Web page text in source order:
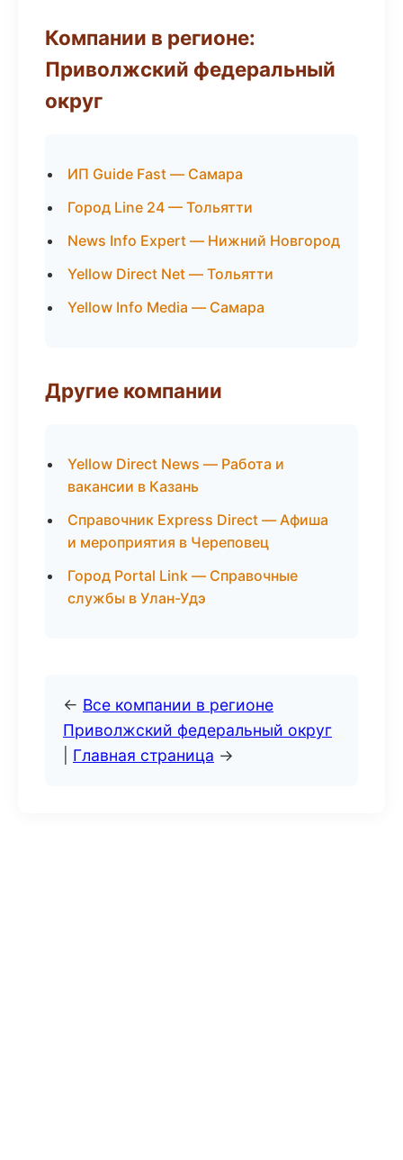
Компании в регионе:
Приволжский федеральный
округ
ИП Guide Fast — Самара
Город Line 24 — Тольятти
News Info Expert — Нижний Новгород
Yellow Direct Net — Тольятти
Yellow Info Media — Самара
Другие компании
Yellow Direct News — Работа и
вакансии в Казань
Справочник Express Direct — Афиша
и мероприятия в Череповец
Город Portal Link — Справочные
службы в Улан-Удэ
← Все компании в регионе
Приволжский федеральный округ
Главная страница →